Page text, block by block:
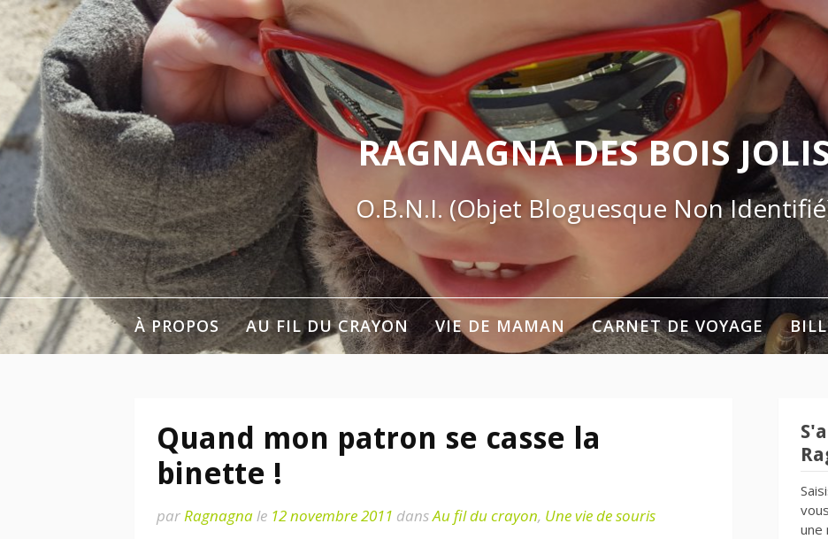
Aller
au
contenu
RAGNAGNA DES BOIS
O.B.N.I. (Objet Bloguesque Non
À PROPOS AU FIL DU CRAYON VIE DE MAMAN CARNET DE VOYAGE
Quand mon patron se casse la
binette !
parRagnagnale 12 novembre 2011 dansAu fil du crayon, Une vie de souris
une